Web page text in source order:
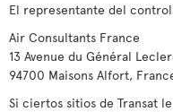
El representante del
Air Consultants France
13 Avenue du Général
94700 Maisons Alfort,
Si ciertos sitios de Transat